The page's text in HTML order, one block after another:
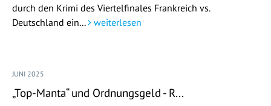
durch den Krimi des Viertelfinales Frankreich vs.
Deutschland ein...
weiterlesen
JUNI 2025
„Top-Manta“ und Ordnungsgeld - R...